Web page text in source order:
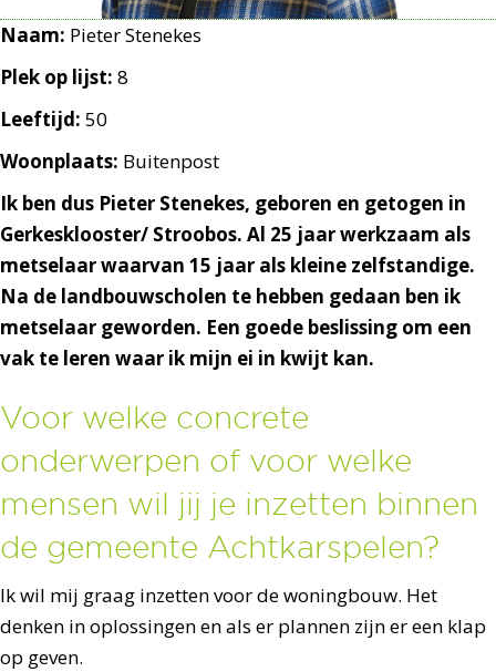
Ik ben dus Pieter Stenekes, geboren en getogen in
Gerkesklooster/ Stroobos. Al 25 jaar werkzaam als
metselaar waarvan 15 jaar als kleine zelfstandige.
Na de landbouwscholen te hebben gedaan ben ik
metselaar geworden. Een goede beslissing om een
vak te leren waar ik mijn ei in kwijt kan.
Voor welke concrete
onderwerpen of voor welke
mensen wil jij je inzetten binnen
de gemeente Achtkarspelen?
Ik wil mij graag inzetten voor de woningbouw. Het
denken in oplossingen en als er plannen zijn er een klap
op geven.
Naam: Pieter Stenekes
Plek op lijst: 8
Leeftijd: 50
Woonplaats: Buitenpost